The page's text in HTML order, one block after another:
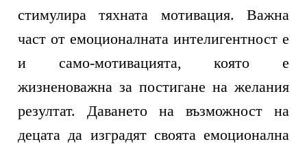
стимулира тяхната мотивация. Важна
част от емоционалната интелигентност е
и само-мотивацията, която е
жизненоважна за постигане на желания
резултат. Даването на възможност на
децата да изградят своята емоционална